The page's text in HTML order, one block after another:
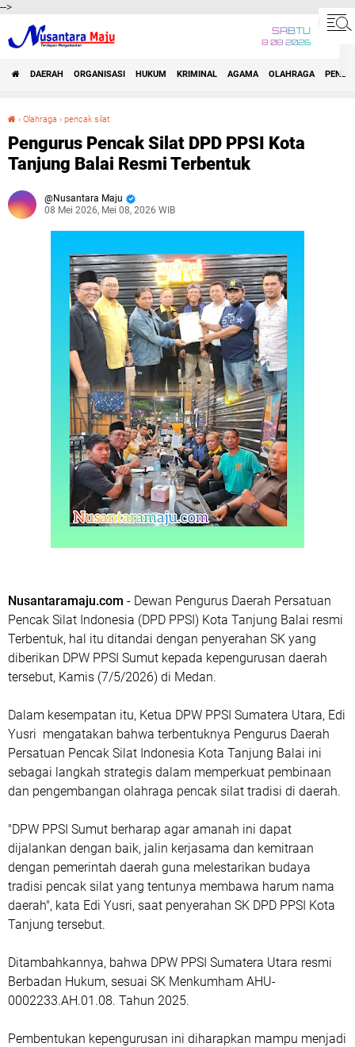
-->
SABTU
8 08 2026
DAERAH ORGANISASI HUKUM KRIMINAL AGAMA OLAHRAGA
› Olahraga › pencak silat
Pengurus Pencak Silat DPD PPSI Kota
Tanjung Balai Resmi Terbentuk
Nusantara Maju
08 Mei 2026, Mei 08, 2026 WIB
Nusantaramaju.com - Dewan Pengurus Daerah Persatuan
Pencak Silat Indonesia (DPD PPSI) Kota Tanjung Balai resmi
Terbentuk, hal itu ditandai dengan penyerahan SK yang
diberikan DPW PPSI Sumut kepada kepengurusan daerah
tersebut, Kamis (7/5/2026) di Medan.
Dalam kesempatan itu, Ketua DPW PPSI Sumatera Utara, Edi
Yusri mengatakan bahwa terbentuknya Pengurus Daerah
Persatuan Pencak Silat Indonesia Kota Tanjung Balai ini
sebagai langkah strategis dalam memperkuat pembinaan
dan pengembangan olahraga pencak silat tradisi di daerah.
"DPW PPSI Sumut berharap agar amanah ini dapat
dijalankan dengan baik, jalin kerjasama dan kemitraan
dengan pemerintah daerah guna melestarikan budaya
tradisi pencak silat yang tentunya membawa harum nama
daerah", kata Edi Yusri, saat penyerahan SK DPD PPSI Kota
Tanjung tersebut.
Ditambahkannya, bahwa DPW PPSI Sumatera Utara resmi
Berbadan Hukum, sesuai SK Menkumham AHU-
0002233.AH.01.08. Tahun 2025.
Pembentukan kepengurusan ini diharapkan mampu menjadi